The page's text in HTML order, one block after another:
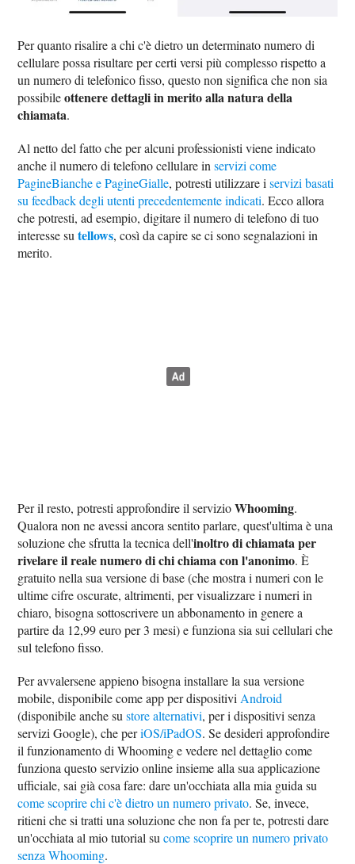
Per quanto risalire a chi c'è dietro un determinato numero di
cellulare possa risultare per certi versi più complesso rispetto a
un numero di telefonico fisso, questo non significa che non sia
possibileottenere dettagli in merito alla natura della
chiamata.
Al netto del fatto che per alcuni professionisti viene indicato
anche il numero di telefono cellulare inservizi come
PagineBianche e PagineGialle, potresti utilizzare iservizi basati
su feedback degli utenti precedentemente indicati. Ecco allora
che potresti, ad esempio, digitare il numero di telefono di tuo
interesse sutellows, così da capire se ci sono segnalazioni in
merito.
Per il resto, potresti approfondire il servizioWhooming.
Qualora non ne avessi ancora sentito parlare, quest'ultima è una
soluzione che sfrutta la tecnica dell'inoltro di chiamata per
rivelare il reale numero di chi chiama con l'anonimo. È
gratuito nella sua versione di base (che mostra i numeri con le
ultime cifre oscurate, altrimenti, per visualizzare i numeri in
chiaro, bisogna sottoscrivere un abbonamento in genere a
partire da 12,99 euro per 3 mesi) e funziona sia sui cellulari che
sul telefono fisso.
Per avvalersene appieno bisogna installare la sua versione
mobile, disponibile come app per dispositivi Android
(disponibile anche sustore alternativi, per i dispositivi senza
servizi Google), che periOS/iPadOS. Se desideri approfondire
il funzionamento di Whooming e vedere nel dettaglio come
funziona questo servizio online insieme alla sua applicazione
ufficiale, sai già cosa fare: dare un'occhiata alla mia guida su
come scoprire chi c'è dietro un numero privato. Se, invece,
ritieni che si tratti una soluzione che non fa per te, potresti dare
un'occhiata al mio tutorial sucome scoprire un numero privato
senza Whooming.